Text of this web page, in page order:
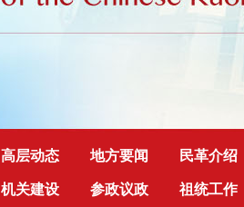
高层动态 地方要闻 民革介绍
机关建设 参政议政 祖统工作